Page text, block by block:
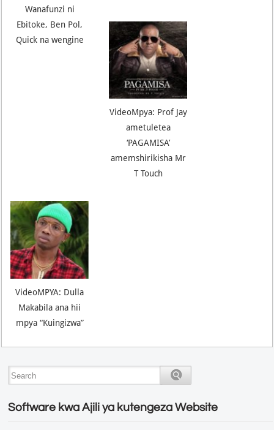
Wanafunzi ni
Ebitoke, Ben Pol,
Quick na wengine
VideoMpya: Prof Jay
ametuletea
‘PAGAMISA’
amemshirikisha Mr
T Touch
VideoMPYA: Dulla
Makabila ana hii
mpya “Kuingizwa”
Software kwa Ajili ya kutengeza Website